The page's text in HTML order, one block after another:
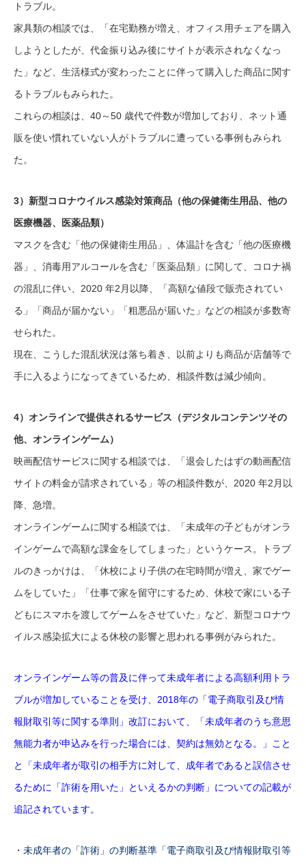
トラブル。
家具類の相談では、「在宅勤務が増え、オフィス用チェアを購入
しようとしたが、代金振り込み後にサイトが表示されなくなっ
た」など、生活様式が変わったことに伴って購入した商品に関す
るトラブルもみられた。
これらの相談は、40～50 歳代で件数が増加しており、ネット通
販を使い慣れていない人がトラブルに遭っている事例もみられ
た。
3）新型コロナウイルス感染対策商品（他の保健衛生用品、他の
医療機器、医薬品類）
マスクを含む「他の保健衛生用品」、体温計を含む「他の医療機
器」、消毒用アルコールを含む「医薬品類」に関して、コロナ禍
の混乱に伴い、2020 年2月以降、「高額な値段で販売されてい
る」「商品が届かない」「粗悪品が届いた」などの相談が多数寄
せられた。
現在、こうした混乱状況は落ち着き、以前よりも商品が店舗等で
手に入るようになってきているため、相談件数は減少傾向。
4）オンラインで提供されるサービス（デジタルコンテンツその
他、オンラインゲーム）
映画配信サービスに関する相談では、「退会したはずの動画配信
サイトの料金が請求されている」等の相談件数が、2020 年2月以
降、急増。
オンラインゲームに関する相談では、「未成年の子どもがオンラ
インゲームで高額な課金をしてしまった」というケース。トラブ
ルのきっかけは、「休校により子供の在宅時間が増え、家でゲー
ムをしていた」「仕事で家を留守にするため、休校で家にいる子
どもにスマホを渡してゲームをさせていた」など、新型コロナウ
イルス感染拡大による休校の影響と思われる事例がみられた。
オンラインゲーム等の普及に伴って未成年者による高額利用トラ
ブルが増加していることを受け、2018年の「電子商取引及び情
報財取引等に関する準則」改訂において、「未成年者のうち意思
無能力者が申込みを行った場合には、契約は無効となる。」こと
と「未成年者が取引の相手方に対して、成年者であると誤信させ
るために「詐術を用いた」といえるかの判断」についての記載が
追記されています。
・未成年者の「詐術」の判断基準「電子商取引及び情報財取引等